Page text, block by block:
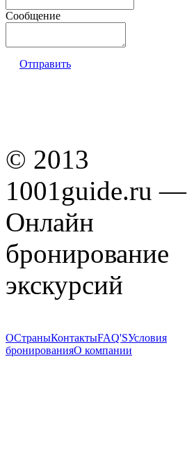
Сообщение
Отправить
© 2013
1001guide.ru —
Онлайн
бронирование
экскурсий
ОСтраныКонтактыFAQ'SУсловия
бронированияО компании